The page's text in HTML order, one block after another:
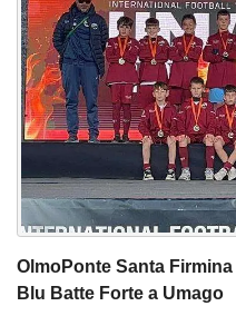
OlmoPonte Santa
Blu Batte Forte a Umago